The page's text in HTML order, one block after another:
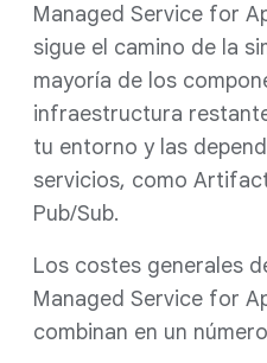
Managed Service for
sigue el camino de la
mayoría de los
infraestructura
tu entorno y las
servicios, como
Pub/Sub.
Los costes generales
Managed Service for
combinan en un